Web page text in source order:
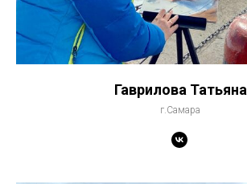
Гаврилова Татьяна
г.Самара